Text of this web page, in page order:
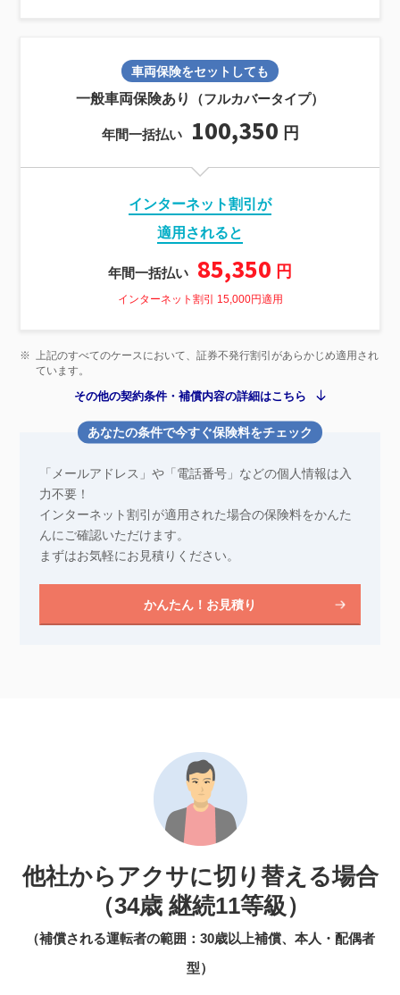
車両保険をセットしても
一般車両保険あり （フルカバータイプ）
年間一括払い 100,350 円
インターネット割引が
適用されると
年間一括払い 85,350 円
インターネット割引 15,000円適用
※ 上記のすべてのケースにおいて、証券不発行割引があらかじめ適用され
ています。
その他の契約条件・補償内容の詳細はこちら
あなたの条件で今すぐ保険料をチェック
「メールアドレス」や「電話番号」などの個人情報は入
力不要！
インターネット割引が適用された場合の保険料をかんた
んにご確認いただけます。
まずはお気軽にお見積りください。
かんたん！お見積り
他社からアクサに切り替える場合
（34歳 継続11等級）
（補償される運転者の範囲：30歳以上補償、本人・配偶者
型）